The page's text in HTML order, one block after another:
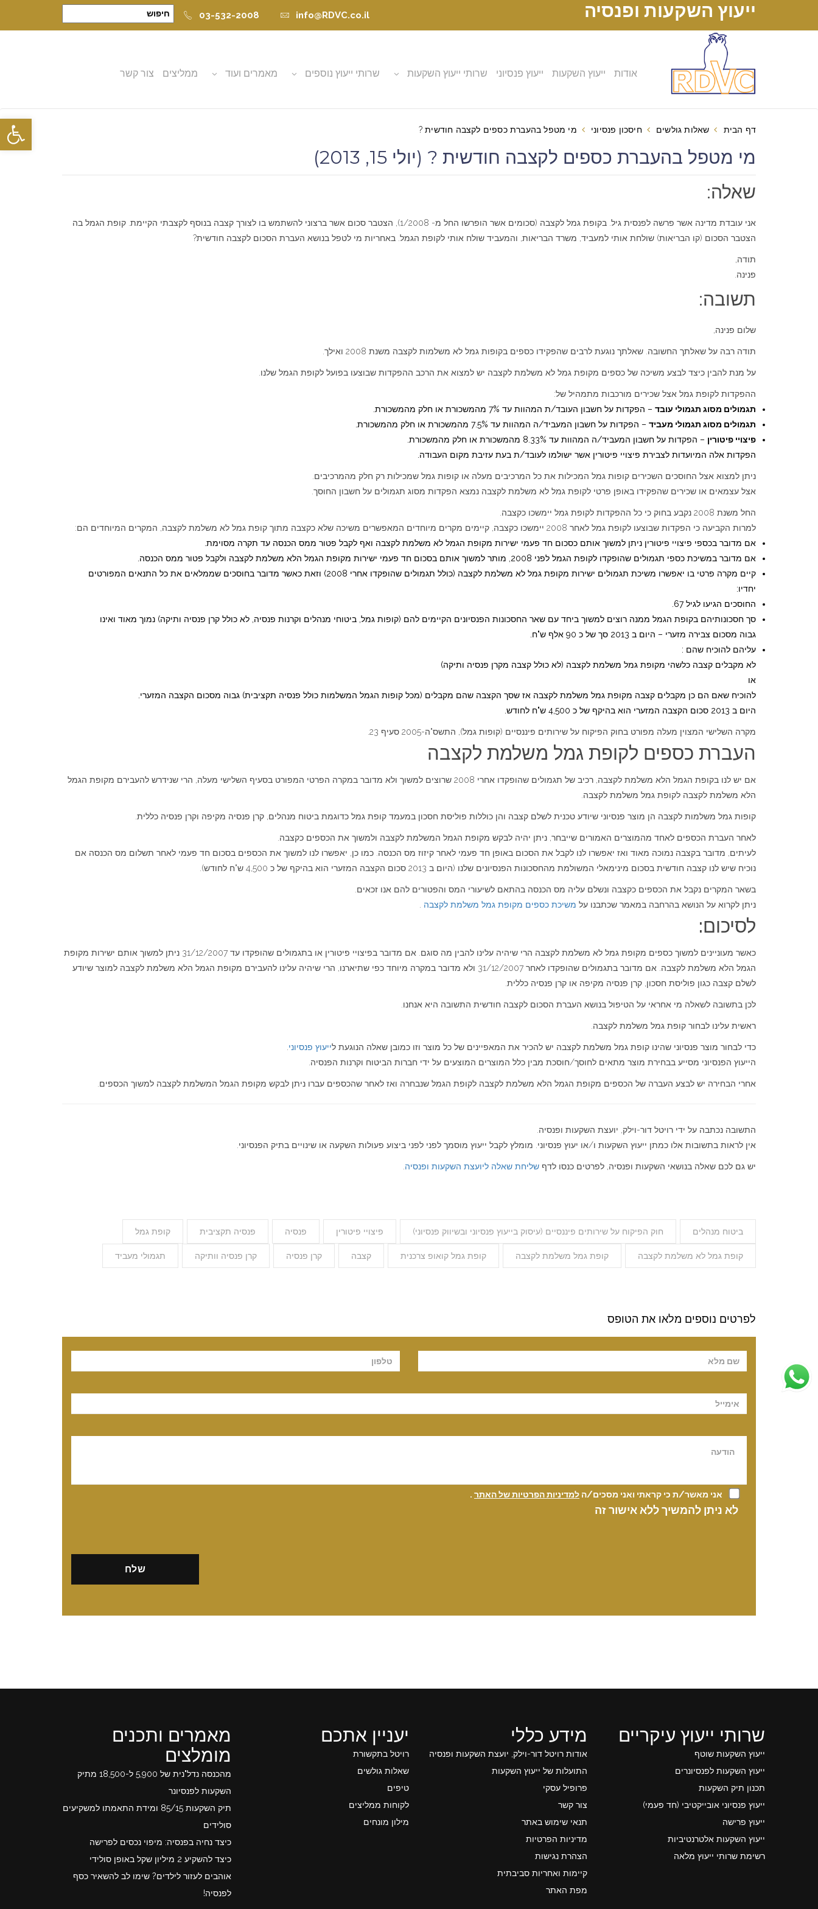
פתח
ייעוץ השקעות ופנסיה info@RDVC.co.il
03-532-2008
אודות ייעוץ השקעות ייעוץ פנסיוני שרותי ייעוץ השקעות שרותי ייעוץ נוספים מאמרים ועוד ממליצים צור קשר
דף הבית שאלות גולשים חיסכון פנסיוני מי מטפל בהעברת כספים לקצבה חודשית ?
מי מטפל בהעברת כספים לקצבה חודשית ? (יולי 15, 2013)
שאלה:
אני עובדת מדינה אשר פרשה לפנסית גיל. בקופת גמל לקצבה (סכומים אשר הופרשו החל מ- 1/2008), הצטבר סכום אשר ברצוני להשתמש בו לצורך קצבה בנוסף לקצבתי הקיימת. קופת הגמל בה
הצטבר הסכום (קו הבריאות) שולחת אותי למעביד, משרד הבריאות, והמעביד שולח אותי לקופת הגמל. באחריות מי לטפל בנושא העברת הסכום לקצבה חודשית?
תודה,
פנינה.
תשובה:
שלום פנינה,
תודה רבה על שאלתך החשובה. שאלתך נוגעת לרבים שהפקידו כספים בקופות גמל לא משלמות לקצבה משנת 2008 ואילך.
על מנת להבין כיצד לבצע משיכה של כספים מקופת גמל לא משלמת לקצבה יש למצוא את הרכב ההפקדות שבוצעו בפועל לקופת הגמל שלנו.
ההפקדות לקופת גמל אצל שכירים מורכבות מתמהיל של:
תגמולים מסוג תגמולי עובד – הפקדות על חשבון העובד/ת המהוות עד 7% מהמשכורת או חלק מהמשכורת.
תגמולים מסוג תגמולי מעביד – הפקדות על חשבון המעביד/ה המהוות עד 7.5% מהמשכורת או חלק מהמשכורת.
פיצויי פיטורין – הפקדות על חשבון המעביד/ה המהוות עד 8.33% מהמשכורת או חלק מהמשכורת.
הפקדות אלה המיועדות לצבירת פיצויי פיטורין אשר ישולמו לעובד/ת בעת עזיבת מקום העבודה.
ניתן למצוא אצל החוסכים השכירים קופות גמל המכילות את כל המרכיבים מעלה או קופות גמל שמכילות רק חלק מהמרכיבים.
אצל עצמאים או שכירים שהפקידו באופן פרטי לקופת גמל לא משלמת לקצבה נמצא הפקדות מסוג תגמולים על חשבון החוסך.
החל משנת 2008 נקבע בחוק כי כל ההפקדות לקופת גמל יימשכו כקצבה.
למרות הקביעה כי הפקדות שבוצעו לקופת גמל לאחר 2008 יימשכו כקצבה, קיימים מקרים מיוחדים המאפשרים משיכה שלא כקצבה מתוך קופת גמל לא משלמת לקצבה, המקרים המיוחדים הם:
אם מדובר בכספי פיצויי פיטורין ניתן למשוך אותם כסכום חד פעמי ישירות מקופת הגמל לא משלמת לקצבה ואף לקבל פטור ממס הכנסה עד תקרה מסוימת.
אם מדובר במשיכת כספי תגמולים שהופקדו לקופת הגמל לפני 2008, מותר למשוך אותם בסכום חד פעמי ישירות מקופת הגמל הלא משלמת לקצבה ולקבל פטור ממס הכנסה.
קיים מקרה פרטי בו יאפשרו משיכת תגמולים ישירות מקופת גמל לא משלמת לקצבה (כולל תגמולים שהופקדו אחרי 2008) וזאת כאשר מדובר בחוסכים שממלאים את כל התנאים המפורטים
יחדיו:
החוסכים הגיעו לגיל 67.
סך חסכונותיהם בקופת הגמל ממנה רוצים למשוך ביחד עם שאר החסכונות הפנסיונים הקיימים להם (קופות גמל, ביטוחי מנהלים וקרנות פנסיה, לא כולל קרן פנסיה ותיקה) נמוך מאוד ואינו
גבוה מסכום צבירה מזערי – היום ב 2013 סך של כ 90 אלף ש"ח.
עליהם להוכיח שהם :
לא מקבלים קצבה כלשהי מקופת גמל משלמת לקצבה (לא כולל קצבה מקרן פנסיה ותיקה)
או
להוכיח שאם הם כן מקבלים קצבה מקופת גמל משלמת לקצבה אז שסך הקצבה שהם מקבלים (מכל קופות הגמל המשלמות כולל פנסיה תקציבית) גבוה מסכום הקצבה המזערי.
היום ב 2013 סכום הקצבה המזערי הוא בהיקף של כ 4,500 ש"ח לחודש.
מקרה השלישי המצוין מעלה מפורט בחוק הפיקוח על שירותים פיננסיים (קופות גמל), התשס"ה-2005 סעיף 23.
העברת כספים לקופת גמל משלמת לקצבה
אם יש לנו בקופת הגמל הלא משלמת לקצבה, רכיב של תגמולים שהופקדו אחרי 2008 שרוצים למשוך ולא מדובר במקרה הפרטי המפורט בסעיף השלישי מעלה, הרי שנידרש להעבירם מקופת הגמל
הלא משלמת לקצבה לקופת גמל משלמת לקצבה.
קופות גמל משלמות לקצבה הן מוצר פנסיוני שיודע טכנית לשלם קצבה והן כוללות פוליסת חסכון במעמד קופת גמל כדוגמת ביטוח מנהלים, קרן פנסיה מקיפה וקרן פנסיה כללית.
לאחר העברת הכספים לאחד מהמוצרים האמורים שייבחר, ניתן יהיה לבקש מקופת הגמל המשלמת לקצבה ולמשוך את הכספים כקצבה.
לעיתים, מדובר בקצבה נמוכה מאוד ואז יאפשרו לנו לקבל את הסכום באופן חד פעמי לאחר קיזוז מס הכנסה. כמו כן, יאפשרו לנו למשוך את הכספים בסכום חד פעמי לאחר תשלום מס הכנסה אם
נוכיח שיש לנו קצבה חודשית בסכום מינימאלי המשולמת מהחסכונות הפנסיונים שלנו (היום ב 2013 סכום הקצבה המזערי הוא בהיקף של כ 4,500 ש"ח לחודש).
בשאר המקרים נקבל את הכספים כקצבה ונשלם עליה מס הכנסה בהתאם לשיעורי המס והפטורים להם אנו זכאים.
ניתן לקרוא על הנושא בהרחבה במאמר שכתבנו על משיכת כספים מקופת גמל משלמת לקצבה
לסיכום:
כאשר מעוניינים למשוך כספים מקופת גמל לא משלמת לקצבה הרי שיהיה עלינו להבין מה סוגם. אם מדובר בפיצויי פיטורין או בתגמולים שהופקדו עד 31/12/2007 ניתן למשוך אותם ישירות מקופת
הגמל הלא משלמת לקצבה. אם מדובר בתגמולים שהופקדו לאחר 31/12/2007 ולא מדובר במקרה מיוחד כפי שתיארנו, הרי שיהיה עלינו להעבירם מקופת הגמל הלא משלמת לקצבה למוצר שיודע
לשלם קצבה כגון פוליסת חסכון, קרן פנסיה מקיפה או קרן פנסיה כללית.
לכן בתשובה לשאלה מי אחראי על הטיפול בנושא העברת הסכום לקצבה חודשית התשובה היא אנחנו.
ראשית עלינו לבחור קופת גמל משלמת לקצבה.
כדי לבחור מוצר פנסיוני שהינו קופת גמל משלמת לקצבה יש להכיר את המאפיינים של כל מוצר וזו כמובן שאלה הנוגעת לייעוץ פנסיוני
הייעוץ הפנסיוני מסייע בבחירת מוצר מתאים לחוסך/חוסכת מבין כלל המוצרים המוצעים על ידי חברות הביטוח וקרנות הפנסיה.
אחרי הבחירה יש לבצע העברה של הכספים מקופת הגמל הלא משלמת לקצבה לקופת הגמל שנבחרה ואז לאחר שהכספים עברו ניתן לבקש מקופת הגמל המשלמת לקצבה למשוך הכספים.
התשובה נכתבה על ידי רויטל דור-וילק, יועצת השקעות ופנסיה.
אין לראות בתשובות אלו כמתן ייעוץ השקעות ו/או יעוץ פנסיוני. מומלץ לקבל ייעוץ מוסמך לפני לפני ביצוע פעולות השקעה או שינויים בתיק הפנסיוני.
יש גם לכם שאלה בנושאי השקעות ופנסיה, לפרטים כנסו לדף שליחת שאלה ליועצת השקעות ופנסיה
ביטוח מנהלים חוק הפיקוח על שירותים פיננסיים (עיסוק בייעוץ פנסיוני ובשיווק פנסיוני) פיצויי פיטורין פנסיה פנסיה תקציבית קופת גמל
קופת גמל לא משלמת לקצבה קופת גמל משלמת לקצבה קופת גמל קואופ צרכנית קצבה קרן פנסיה קרן פנסיה וותיקה תגמולי מעביד
לפרטים נוספים מלאו את הטופס
אני מאשר/ת כי קראתי ואני מסכים/ה למדיניות הפרטיות של האתר .
לא ניתן להמשיך ללא אישור זה
שרותי ייעוץ עיקריים
ייעוץ השקעות שוטף
ייעוץ השקעות לפנסיונרים
תכנון תיק השקעות
ייעוץ פנסיוני אובייקטיבי (חד פעמי)
ייעוץ פרישה
ייעוץ השקעות אלטרנטיביות
רשימת שרותי ייעוץ מלאה
מידע כללי
אודות רויטל דור-וילק, יועצת השקעות ופנסיה
התועלות של ייעוץ השקעות
פרופיל עסקי
צור קשר
תנאי שימוש באתר
מדיניות הפרטיות
הצהרת נגישות
קיימות ואחריות סביבתית
מפת האתר
יעניין אתכם
רויטל בתקשורת
שאלות גולשים
טיפים
לקוחות ממליצים
מילון מונחים
מאמרים ותכנים
מומלצים
מהכנסה נדל"נית של 5,900 ל-18,500 מתיק
השקעות לפנסיונר
תיק השקעות 85/15 ומידת התאמתו למשקיעים
סולידים
כיצד נחיה בפנסיה: מיפוי נכסים לפרישה
כיצד להשקיע 2 מיליון שקל באופן סולידי
אוהבים לעזור לילדים? שימו לב להשאיר כסף
לפנסיה!